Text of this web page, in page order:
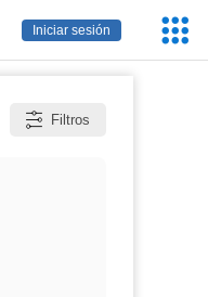
Iniciar sesión
Filtros